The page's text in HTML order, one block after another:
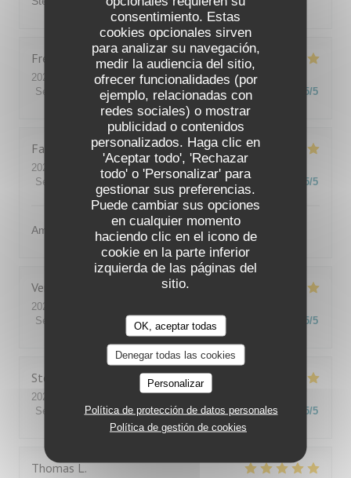
consentimiento. Estas
cookies opcionales sirven
para analizar su navegación,
medir la audiencia del sitio,
ofrecer funcionalidades (por
ejemplo, relacionadas con
redes sociales) o mostrar
publicidad o contenidos
personalizados. Haga clic en
'Aceptar todo', 'Rechazar
todo' o 'Personalizar' para
gestionar sus preferencias.
Puede cambiar sus opciones
en cualquier momento
haciendo clic en el icono de
cookie en la parte inferior
izquierda de las páginas del
sitio.
OK, aceptar todas
Denegar todas las cookies
Personalizar
Política de protección de datos personales
Política de gestión de cookies
Fred
2026-08-08
- 12:45 - Invitados 3
Servicio
Ambiente: 5/5 Menú: 5/5 Calidad / Precio 5/5
Fabrice
2026-07-31
- 13:00 - Invitados 4
Servicio
Ambiente : 5/5 Menú: 5/5 Calidad / Precio 5/5
Amabilité et service
Vera
2026-08-01
Servicio
Ambiente: Menú 5 Calidad / Precio 5/5
Stéphane
2026-08-01
- 19:45 - Invitados 3
Servicio
5/5 Ambiente: 5/5 Menú: 5/5 Calidad / Precio 5/5
Thomas L